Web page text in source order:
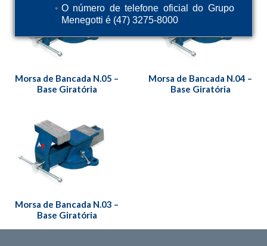
O número de telefone oficial do Grupo
Menegotti é (47) 3275-8000
Morsa de Bancada N.05 –
Base Giratória
Morsa de Bancada N.04 –
Base Giratória
Morsa de Bancada N.03 –
Base Giratória